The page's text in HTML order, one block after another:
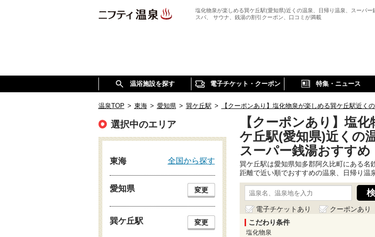
塩化物泉が楽しめる巽ケ丘駅(愛知県)近くの温泉、日帰り温泉、スーパー
スパ、 サウナ、銭湯の割引クーポン、口コミが満載
温浴施設を探す 電子チケット・クーポン 特集・ニュース
温泉TOP > 東海 > 愛知県 > 巽ケ丘駅 > 【クーポンあり】塩化物泉が楽しめる巽ケ丘駅近く
【クーポンあり】塩
ケ丘駅(愛知県)近くの
スーパー銭湯おすすめ
巽ケ丘駅は愛知県知多郡阿久比町にある名
距離で近い順でおすすめの温泉、日帰り温
電子チケットあり クーポンあり
こだわり条件
塩化物泉
選択中のエリア
東海 全国から探す
愛知県 変更
巽ケ丘駅 変更